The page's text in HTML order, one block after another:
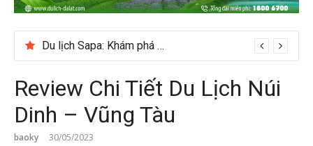
Du lịch Đà
Lạt
Du lịch Sapa: Khám phá bản Ý Linh Hồ độc đáo giữa Tây Bắc
Review Chi Tiết Du Lịch Núi
Dinh – Vũng Tàu
baoky 30/05/2023